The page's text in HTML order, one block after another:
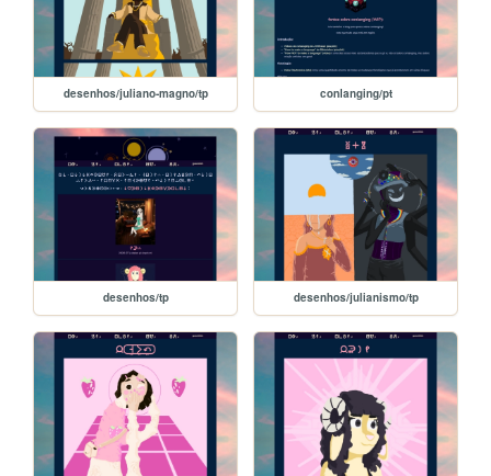
desenhos/juliano-magno/tp conlanging/pt
desenhos/tp desenhos/julianismo/tp